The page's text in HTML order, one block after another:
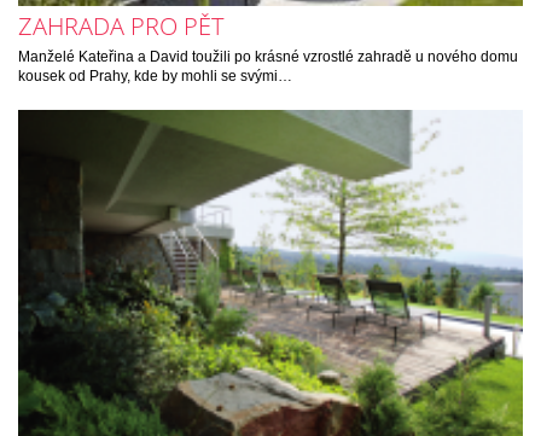
ZAHRADA PRO PĚT
Manželé Kateřina a David toužili po krásné vzrostlé zahradě u nového domu
kousek od Prahy, kde by mohli se svými…